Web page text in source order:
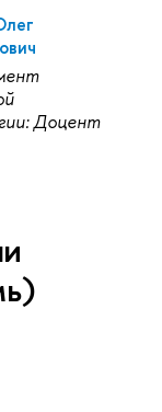
Доцент